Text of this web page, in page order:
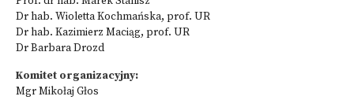
Dr hab. Wioletta Kochmańska, prof. UR
Dr hab. Kazimierz Maciąg, prof. UR
Dr Barbara Drozd
Komitet organizacyjny:
Mgr Mikołaj Głos